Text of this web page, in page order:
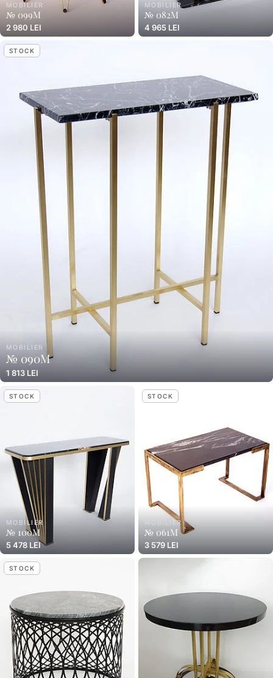
MOBILIER
№ 099M
2 980 LEI
MOBILIER
№ 082M
4 965 LEI
STOCK
MOBILIER
№ 090M
1 813 LEI
STOCK
MOBILIER
№ 100M
5 478 LEI
STOCK
MOBILIER
№ 061M
3 579 LEI
STOCK